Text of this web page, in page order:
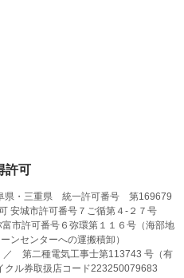
許可
県・三重県 統一許可番号 第169679
城市許可番号７ご循第４-２７号
許可番号６弥環第１１６号（海部地
ンセンターへの運搬積卸）
第二種電気工事士第113743 号（有
ル券取扱店コード223250079683